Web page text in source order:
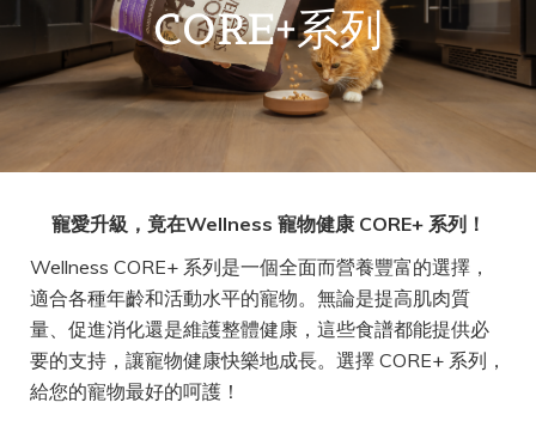
CORE+系列
寵愛升級，竟在Wellness 寵物健康 CORE+ 系列！
Wellness CORE+ 系列是一個全面而營養豐富的選擇，
適合各種年齡和活動水平的寵物。無論是提高肌肉質
量、促進消化還是維護整體健康，這些食譜都能提供必
要的支持，讓寵物健康快樂地成長。選擇 CORE+ 系列，
給您的寵物最好的呵護！